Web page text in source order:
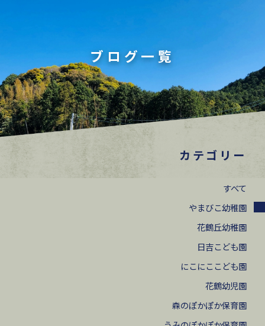
ブログ一覧
カテゴリー
すべて
やまびこ幼稚園
花鶴丘幼稚園
日吉こども園
にこにここども園
花鶴幼児園
森のぽかぽか保育園